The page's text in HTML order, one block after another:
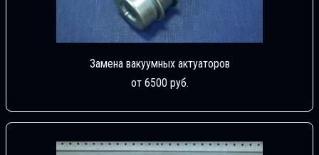
Замена вакуумных актуаторов
от 6500 руб.